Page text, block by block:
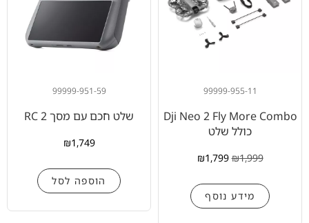
99999-955-11
Dji Neo 2 Fly More Combo
כולל שלט
₪1,999
₪1,799
מידע נוסף
99999-951-59
שלט חכם עם מסך RC 2
₪1,749
הוספה לסל